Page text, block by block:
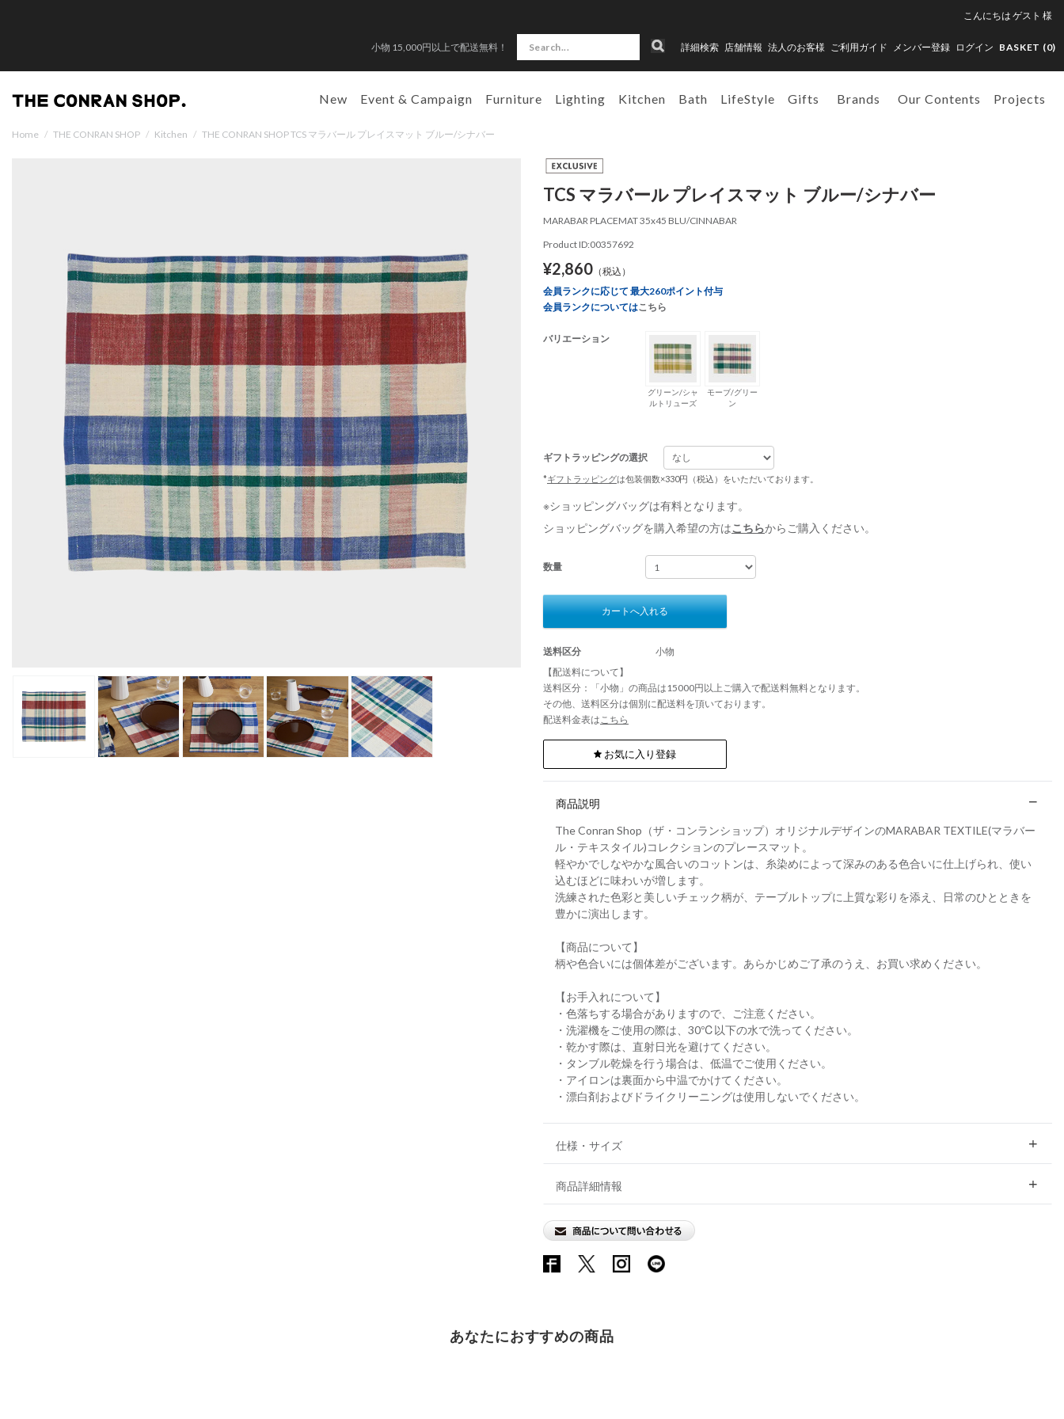
こんにちは ゲスト 様
小物 15,000円以上で配送無料！ 詳細検索 店舗情報 法人のお客様 ご利用ガイド メンバー登録 ログイン BASKET (0)
New Event & Campaign Furniture Lighting Kitchen Bath LifeStyle Gifts Brands Our Contents Projects
Home / THE CONRAN SHOP / Kitchen / THE CONRAN SHOP TCS マラバール プレイスマット ブルー/シナバー
TCS マラバール プレイスマット ブルー/シナバー
MARABAR PLACEMAT 35x45 BLU/CINNABAR
Product ID:00357692
¥2,860（税込）
会員ランクに応じて 最大260ポイント付与
会員ランクについてはこちら
バリエーション
グリーン/シャ
ルトリューズ
モーブ/グリー
ン
ギフトラッピングの選択
*ギフトラッピングは包装個数×330円（税込）をいただいております。
※ショッピングバッグは有料となります。
ショッピングバッグを購入希望の方はこちらからご購入ください。
数量
カートへ入れる
送料区分
小物
【配送料について】
送料区分：「小物」の商品は15000円以上ご購入で配送料無料となります。
その他、送料区分は個別に配送料を頂いております。
配送料金表はこちら
お気に入り登録
商品説明
The Conran Shop（ザ・コンランショップ）オリジナルデザインのMARABAR TEXTILE(マラバー
ル・テキスタイル)コレクションのプレースマット。
軽やかでしなやかな風合いのコットンは、糸染めによって深みのある色合いに仕上げられ、使い
込むほどに味わいが増します。
洗練された色彩と美しいチェック柄が、テーブルトップに上質な彩りを添え、日常のひとときを
豊かに演出します。
【商品について】
柄や色合いには個体差がございます。あらかじめご了承のうえ、お買い求めください。
【お手入れについて】
・色落ちする場合がありますので、ご注意ください。
・洗濯機をご使用の際は、30℃以下の水で洗ってください。
・乾かす際は、直射日光を避けてください。
・タンブル乾燥を行う場合は、低温でご使用ください。
・アイロンは裏面から中温でかけてください。
・漂白剤およびドライクリーニングは使用しないでください。
仕様・サイズ
商品詳細情報
あなたにおすすめの商品